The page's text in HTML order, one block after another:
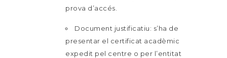
prova d’accés.
Document justificatiu: s’ha de
presentar el certificat acadèmic
expedit pel centre o per l’entitat